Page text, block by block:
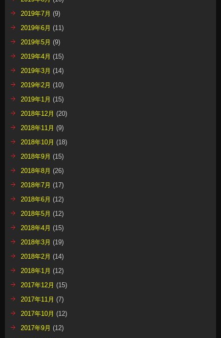
2019年7月 (9)
2019年6月 (11)
2019年5月 (9)
2019年4月 (15)
2019年3月 (14)
2019年2月 (10)
2019年1月 (15)
2018年12月 (20)
2018年11月 (9)
2018年10月 (18)
2018年9月 (15)
2018年8月 (26)
2018年7月 (17)
2018年6月 (12)
2018年5月 (12)
2018年4月 (15)
2018年3月 (19)
2018年2月 (14)
2018年1月 (12)
2017年12月 (15)
2017年11月 (7)
2017年10月 (12)
2017年9月 (12)